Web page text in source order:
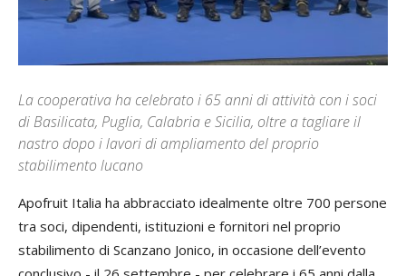
La cooperativa ha celebrato i 65 anni di attività con i soci
di Basilicata, Puglia, Calabria e Sicilia, oltre a tagliare il
nastro dopo i lavori di ampliamento del proprio
stabilimento lucano
Apofruit Italia ha abbracciato idealmente oltre 700 persone
tra soci, dipendenti, istituzioni e fornitori nel proprio
stabilimento di Scanzano Jonico, in occasione dell’evento